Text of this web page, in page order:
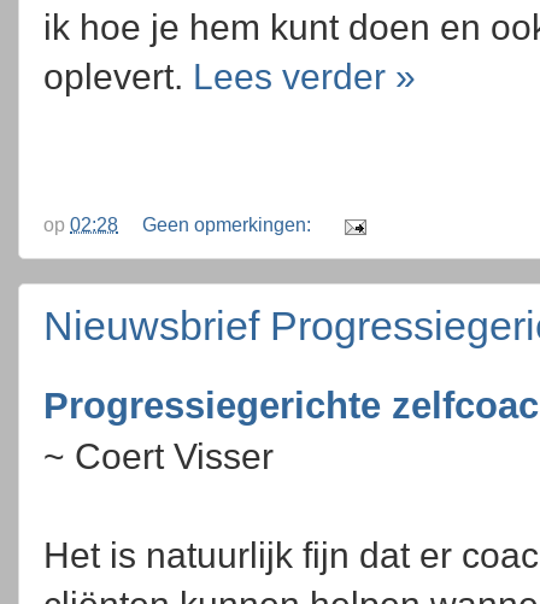
ik hoe je hem kunt doen en
oplevert. Lees verder »
op 02:28 Geen opmerkingen:
Nieuwsbrief
Progressiegerichte
~ Coert Visser
Het is natuurlijk fijn dat er